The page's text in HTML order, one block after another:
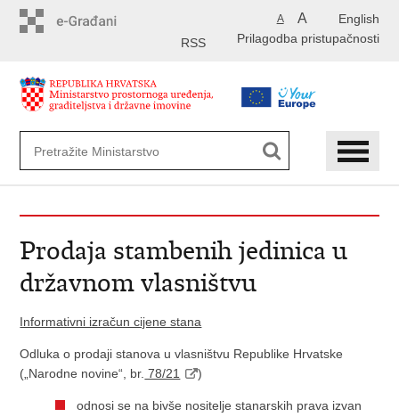
English
A A
Prilagodba pristupačnosti
RSS
Prodaja stambenih jedinica u
državnom vlasništvu
Informativni izračun cijene stana
Odluka o prodaji stanova u vlasništvu Republike Hrvatske
(„Narodne novine“, br. 78/21 )
odnosi se na bivše nositelje stanarskih prava izvan